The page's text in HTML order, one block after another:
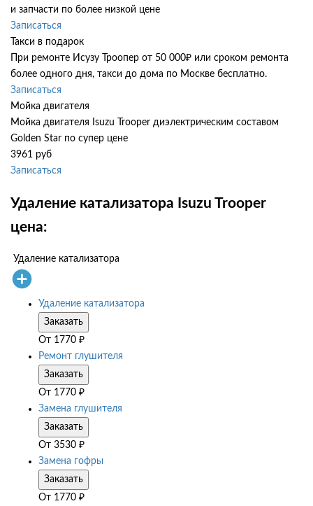
и запчасти по более низкой цене
Записаться
Такси в подарок
При ремонте Исузу Троопер от 50 000₽ или сроком ремонта
более одного дня, такси до дома по Москве бесплатно.
Записаться
Мойка двигателя
Мойка двигателя Isuzu Trooper диэлектрическим составом
Golden Star по супер цене
3961 руб
Записаться
Удаление катализатора Isuzu Trooper
цена:
Удаление катализатора
Удаление катализатора
Заказать
От 1770 ₽
Ремонт глушителя
Заказать
От 1770 ₽
Замена глушителя
Заказать
От 3530 ₽
Замена гофры
Заказать
От 1770 ₽